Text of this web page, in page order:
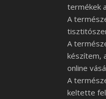
termékek
A
A
készítem,
online
A
keltette